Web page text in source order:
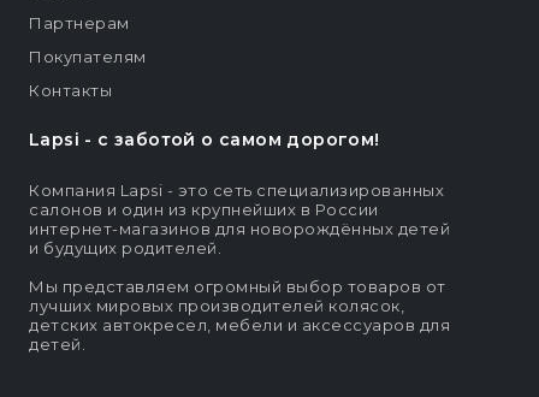
Lapsi - c заботой о самом дорогом!
Компания Lapsi - это сеть специализированных
салонов и один из крупнейших в России
интернет-магазинов для новорождённых детей
и будущих родителей.
Мы представляем огромный выбор товаров от
лучших мировых производителей колясок,
детских автокресел, мебели и аксессуаров для
детей.
Партнерам
Покупателям
Контакты